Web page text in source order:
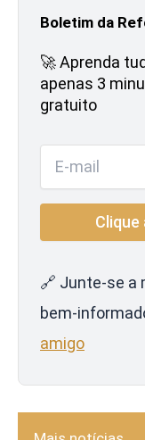
Boletim da
🚀 Aprenda
apenas 3
gratuito
🔗 Junte-se a
bem-
amigo